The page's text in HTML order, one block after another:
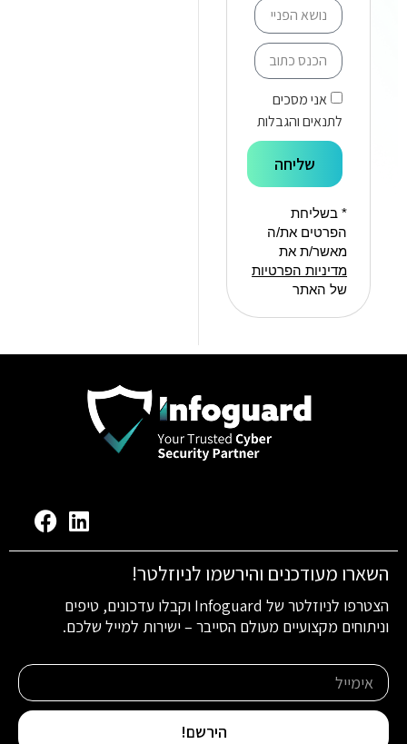
אני מסכים
לתנאים והגבלות
שליחה
* בשליחת
הפרטים את/ה
מאשר/ת את
מדיניות הפרטיות
של האתר
השארו מעודכנים והירשמו לניוזלטר!
הצטרפו לניוזלטר של Infoguard וקבלו עדכונים, טיפים
וניתוחים מקצועיים מעולם הסייבר – ישירות למייל שלכם.
הירשם!